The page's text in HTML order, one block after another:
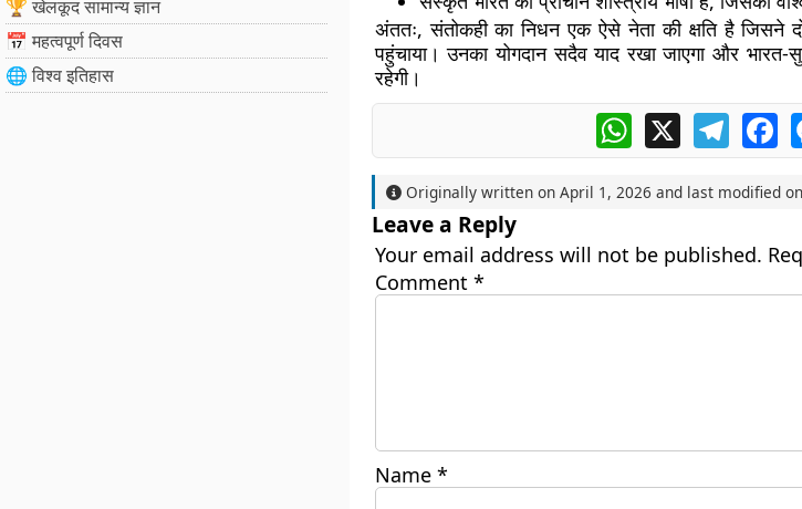
🏆 खेलकूद सामान्य ज्ञान
📅 महत्वपूर्ण दिवस
🌐 विश्व इतिहास
अंततः, संतोकही का निधन एक ऐसे नेता की क्षति है जिसने
पहुंचाया। उनका योगदान सदैव याद रखा जाएगा और भारत-
रहेगी।
WhatsApp
X
Originally written on April 1, 2026 and last modified on
Leave a Reply
Your email address will not be published.
Comment *
Name *